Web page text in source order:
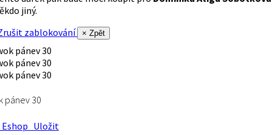
jiný.
zablokování
× Zpět
pánev 30
Uložit